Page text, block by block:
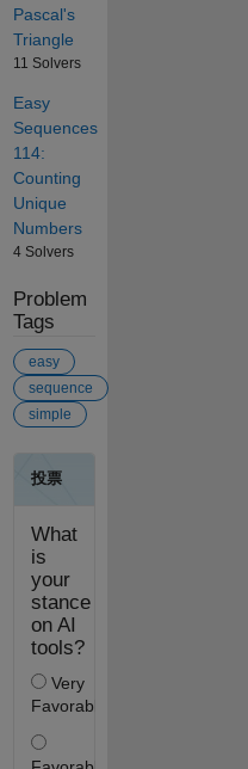
Pascal's
Triangle
11 Solvers
Easy
Sequences
114:
Counting
Unique
Numbers
4 Solvers
Problem
Tags
easy
sequence
simple